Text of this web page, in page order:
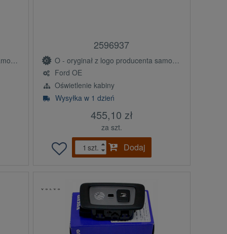
2596937
O - oryginał z logo producenta samochodu (OE)
Ford OE
Oświetlenie kabiny
Wysyłka w 1 dzień
455,10 zł
za szt.
szt.
Dodaj